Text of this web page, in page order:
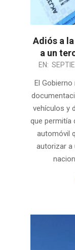
Adiós a
a un
2024-
EN:
El
vehículos y
que permitía
automóvil
autorizar a